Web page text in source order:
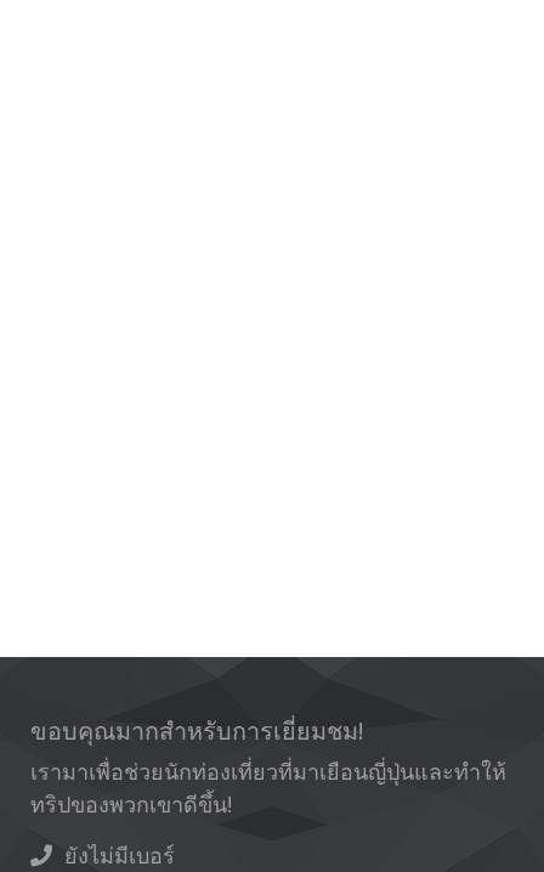
ขอบคุณมากสำหรับการเยี่ยมชม!
เรามาเพื่อช่วยนักท่องเที่ยวที่มาเยือนญี่ปุ่นและทำให้
ทริปของพวกเขาดีขึ้น!
ยังไม่มีเบอร์